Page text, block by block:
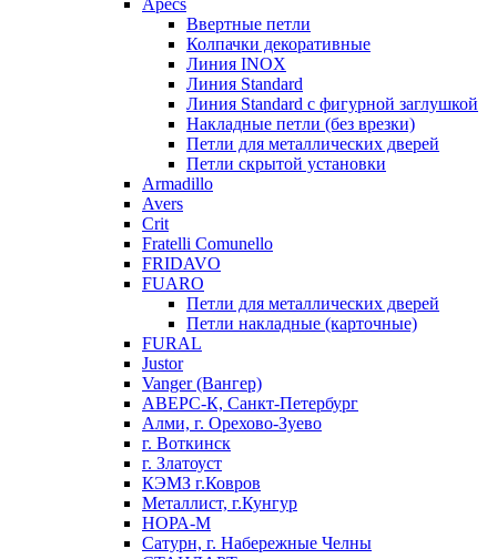
Apecs
Ввертные петли
Колпачки декоративные
Линия INOX
Линия Standard
Линия Standard с фигурной заглушкой
Накладные петли (без врезки)
Петли для металлических дверей
Петли скрытой установки
Armadillo
Avers
Crit
Fratelli Comunello
FRIDAVO
FUARO
Петли для металлических дверей
Петли накладные (карточные)
FURAL
Justor
Vanger (Вангер)
АВЕРС-К, Санкт-Петербург
Алми, г. Орехово-Зуево
г. Воткинск
г. Златоуст
КЭМЗ г.Ковров
Металлист, г.Кунгур
НОРА-М
Сатурн, г. Набережные Челны